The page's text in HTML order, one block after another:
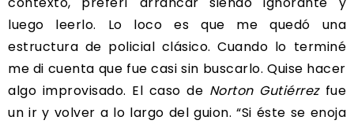
luego leerlo. Lo loco es que me quedó una
estructura de policial clásico. Cuando lo terminé
me di cuenta que fue casi sin buscarlo. Quise hacer
algo improvisado. El caso de Norton Gutiérrezfue
un ir y volver a lo largo del guion. “Si éste se enoja